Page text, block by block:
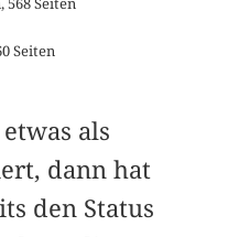
Seiten
als
dann hat
den Status